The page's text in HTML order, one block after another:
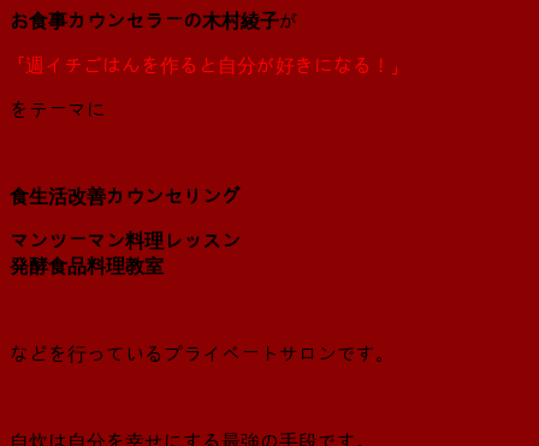
お食事カウンセラーの木村綾子が
「週イチごはんを作ると自分が好きになる！」
をテーマに
食生活改善カウンセリング
マンツーマン料理レッスン
発酵食品料理教室
などを行っているプライベートサロンです。